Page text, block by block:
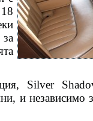
Silver
и независимо